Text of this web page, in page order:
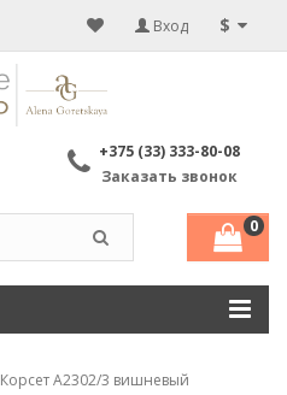
$
Вход
+375 (33) 333-80-08
Заказать звонок
0
Корсет А2302/3 вишневый